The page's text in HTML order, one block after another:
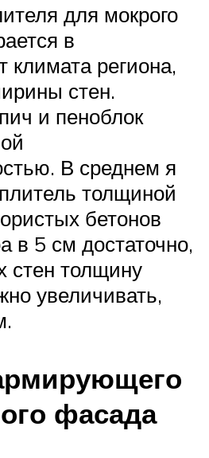
для мокрого
в
климата региона,
стен.
и пеноблок
В среднем я
толщиной
бетонов
в 5 см достаточно,
стен толщину
увеличивать,
фасада